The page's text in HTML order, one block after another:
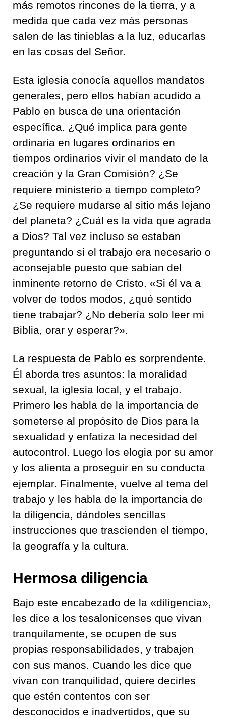
más remotos rincones de la tierra, y a
medida que cada vez más personas
salen de las tinieblas a la luz, educarlas
en las cosas del Señor.
Esta iglesia conocía aquellos mandatos
generales, pero ellos habían acudido a
Pablo en busca de una orientación
específica. ¿Qué implica para gente
ordinaria en lugares ordinarios en
tiempos ordinarios vivir el mandato de la
creación y la Gran Comisión? ¿Se
requiere ministerio a tiempo completo?
¿Se requiere mudarse al sitio más lejano
del planeta? ¿Cuál es la vida que agrada
a Dios? Tal vez incluso se estaban
preguntando si el trabajo era necesario o
aconsejable puesto que sabían del
inminente retorno de Cristo. «Si él va a
volver de todos modos, ¿qué sentido
tiene trabajar? ¿No debería solo leer mi
Biblia, orar y esperar?».
La respuesta de Pablo es sorprendente.
Él aborda tres asuntos: la moralidad
sexual, la iglesia local, y el trabajo.
Primero les habla de la importancia de
someterse al propósito de Dios para la
sexualidad y enfatiza la necesidad del
autocontrol. Luego los elogia por su amor
y los alienta a proseguir en su conducta
ejemplar. Finalmente, vuelve al tema del
trabajo y les habla de la importancia de
la diligencia, dándoles sencillas
instrucciones que trascienden el tiempo,
la geografía y la cultura.
Hermosa diligencia
Bajo este encabezado de la «diligencia»,
les dice a los tesalonicenses que vivan
tranquilamente, se ocupen de sus
propias responsabilidades, y trabajen
con sus manos. Cuando les dice que
vivan con tranquilidad, quiere decirles
que estén contentos con ser
desconocidos e inadvertidos, que su